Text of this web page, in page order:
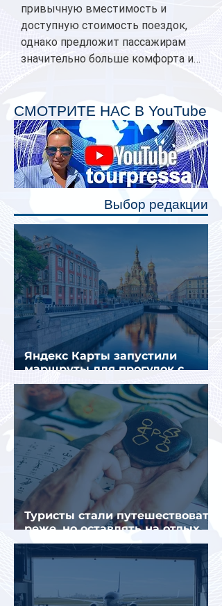
привычную вместимость и
доступную стоимость поездок,
однако предложит пассажирам
значительно больше комфорта и
планируется начать в 2027 году.
Одним из главных нововведений
станут индивидуальные шторки у
каждого спального места. Они
позволят пассажирам закрыть свою
полку во время сна или отдыха,
СМОТРИТЕ НАС В YouTube
Выбор редакции
Яндекс Карты запустили
маршруты для прогулок с
описанием и аудиогидом
Туристы стали путешествовать
реже, но оставлять на отдых
почти на 40% больше